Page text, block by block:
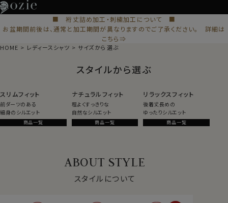
■ 裄丈詰め加工・刺繍加工について ■
お盆期間前後は、通常と加工期間が異なりますのでご了承ください。 詳細は
こちら⇒
HOME レディースシャツ サイズから選ぶ
スタイルから選ぶ
スリムフィット
前ダーツのある
細身のシルエット
商品一覧
ナチュラルフィット
程よくすっきりな
自然なシルエット
商品一覧
リラックスフィット
後着丈長めの
ゆったりシルエット
商品一覧
ABOUT STYLE
スタイルについて